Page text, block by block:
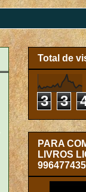
Total de
3 3
PARA
LIVROS